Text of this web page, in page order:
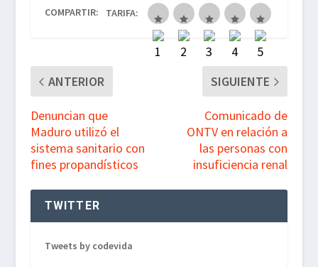
r
COMPARTIR: TARIFA:
ANTERIOR
Denuncian que
Maduro utilizó el
sistema sanitario con
fines propandísticos
SIGUIENTE
Comunicado de
ONTV en relación a
las personas con
insuficiencia renal
TWITTER
Tweets by codevida